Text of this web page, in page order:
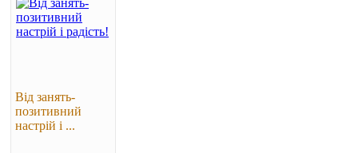
Від занять-
позитивний
настрій і ...